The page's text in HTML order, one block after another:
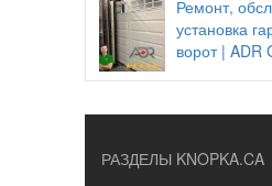
Ремонт,
установка
ворот | ADR
РАЗДЕЛЫ KNOPKA.CA